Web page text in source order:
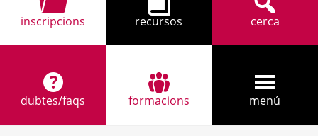
inscripcions recursos cerca
dubtes/faqs formacions menú